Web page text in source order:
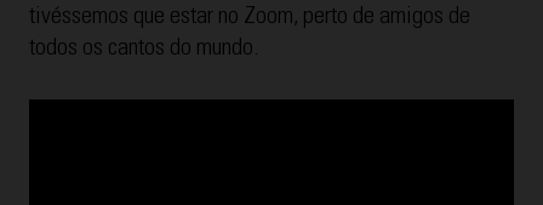
tivéssemos que estar no Zoom, perto de amigos de
todos os cantos do mundo.